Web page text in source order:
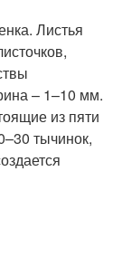
Листья
– 1–10 мм.
из пяти
тычинок,